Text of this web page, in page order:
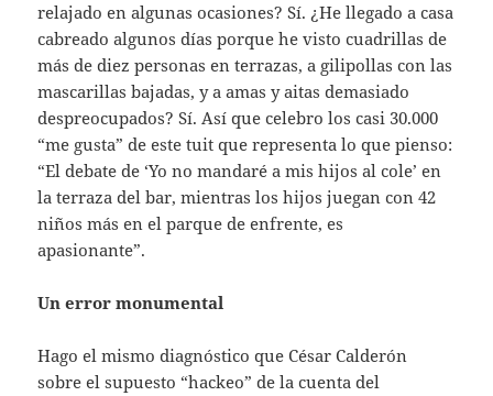
relajado en algunas ocasiones? Sí. ¿He llegado a casa
cabreado algunos días porque he visto cuadrillas de
más de diez personas en terrazas, a gilipollas con las
mascarillas bajadas, y a amas y aitas demasiado
despreocupados? Sí. Así que celebro los casi 30.000
“me gusta” de este tuit que representa lo que pienso:
“El debate de ‘Yo no mandaré a mis hijos al cole’ en
la terraza del bar, mientras los hijos juegan con 42
niños más en el parque de enfrente, es
apasionante”.
Un error monumental
Hago el mismo diagnóstico que César Calderón
sobre el supuesto “hackeo” de la cuenta del